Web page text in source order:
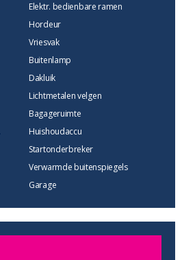
Elektr. bedienbare ramen
Hordeur
Vriesvak
Buitenlamp
Dakluik
Lichtmetalen velgen
Bagageruimte
Huishoudaccu
Startonderbreker
Verwarmde buitenspiegels
Garage